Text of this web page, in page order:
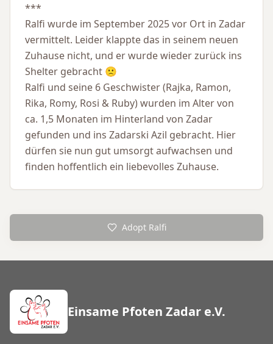
***
Ralfi wurde im September 2025 vor Ort in Zadar
vermittelt. Leider klappte das in seinem neuen
Zuhause nicht, und er wurde wieder zurück ins
Shelter gebracht 🙁
Ralfi und seine 6 Geschwister (Rajka, Ramon,
Rika, Romy, Rosi & Ruby) wurden im Alter von
ca. 1,5 Monaten im Hinterland von Zadar
gefunden und ins Zadarski Azil gebracht. Hier
dürfen sie nun gut umsorgt aufwachsen und
finden hoffentlich ein liebevolles Zuhause.
Adopt Ralfi
Einsame Pfoten Zadar e.V.